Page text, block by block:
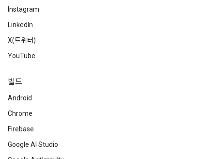
Instagram
LinkedIn
X(트위터)
YouTube
빌드
Android
Chrome
Firebase
Google AI Studio